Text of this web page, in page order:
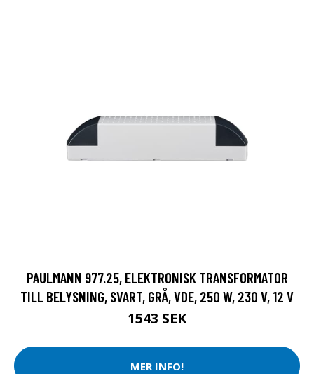
PAULMANN 977.25, ELEKTRONISK TRANSFORMATOR
TILL BELYSNING, SVART, GRÅ, VDE, 250 W, 230 V, 12 V
1543 SEK
MER INFO!